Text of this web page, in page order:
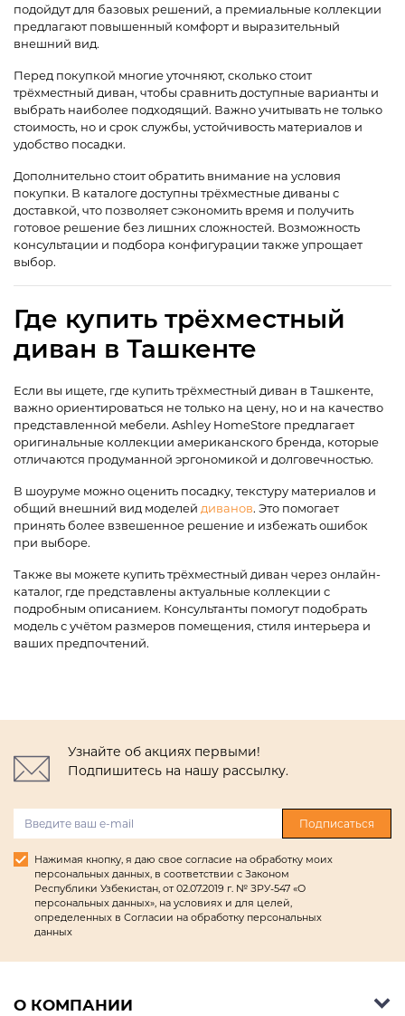
подойдут для базовых решений, а премиальные коллекции
предлагают повышенный комфорт и выразительный
внешний вид.
Перед покупкой многие уточняют, сколько стоит
трёхместный диван, чтобы сравнить доступные варианты и
выбрать наиболее подходящий. Важно учитывать не только
стоимость, но и срок службы, устойчивость материалов и
удобство посадки.
Дополнительно стоит обратить внимание на условия
покупки. В каталоге доступны трёхместные диваны с
доставкой, что позволяет сэкономить время и получить
готовое решение без лишних сложностей. Возможность
консультации и подбора конфигурации также упрощает
выбор.
Где купить трёхместный
диван в Ташкенте
Если вы ищете, где купить трёхместный диван в Ташкенте,
важно ориентироваться не только на цену, но и на качество
представленной мебели. Ashley HomeStore предлагает
оригинальные коллекции американского бренда, которые
отличаются продуманной эргономикой и долговечностью.
В шоуруме можно оценить посадку, текстуру материалов и
общий внешний вид моделей диванов. Это помогает
принять более взвешенное решение и избежать ошибок
при выборе.
Также вы можете купить трёхместный диван через онлайн-
каталог, где представлены актуальные коллекции с
подробным описанием. Консультанты помогут подобрать
модель с учётом размеров помещения, стиля интерьера и
ваших предпочтений.
Узнайте об акциях первыми!
Подпишитесь на нашу рассылку.
Подписаться
Нажимая кнопку, я даю свое согласие на обработку моих
персональных данных, в соответствии с Законом
Республики Узбекистан, от 02.07.2019 г. № ЗРУ-547 «О
персональных данных», на условиях и для целей,
определенных в Согласии на обработку персональных
данных
О КОМПАНИИ